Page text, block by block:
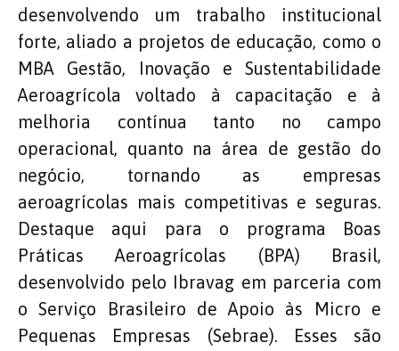
desenvolvendo um trabalho institucional
forte, aliado a projetos de educação, como o
MBA Gestão, Inovação e Sustentabilidade
Aeroagrícola voltado à capacitação e à
melhoria contínua tanto no campo
operacional, quanto na área de gestão do
negócio, tornando as empresas
aeroagrícolas mais competitivas e seguras.
Destaque aqui para o programa Boas
Práticas Aeroagrícolas (BPA) Brasil,
desenvolvido pelo Ibravag em parceria com
o Serviço Brasileiro de Apoio às Micro e
Pequenas Empresas (Sebrae). Esses são